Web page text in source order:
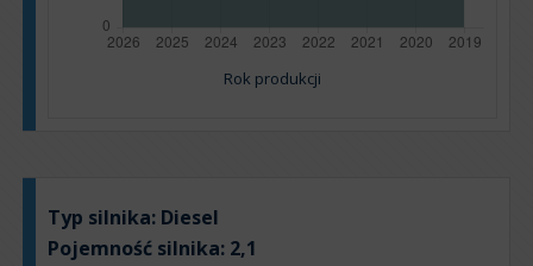
Rok produkcji
Typ silnika: Diesel
Pojemność silnika: 2,1